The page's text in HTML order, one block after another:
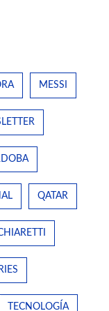
MESSI
QATAR
TECNOLOGÍA